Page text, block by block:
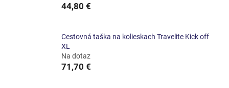
44,80 €
Cestovná taška na kolieskach Travelite Kick off
XL
Na dotaz
71,70 €